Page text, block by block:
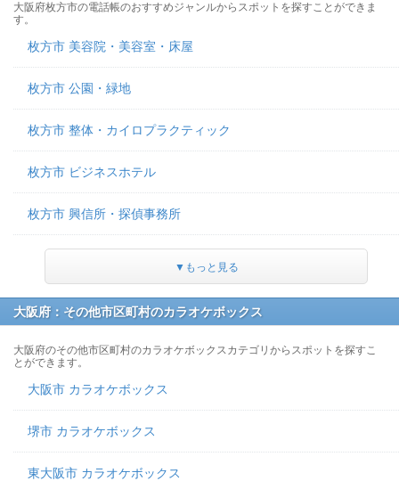
大阪府枚方市の電話帳のおすすめジャンルからスポットを探すことができま
す。
枚方市 美容院・美容室・床屋
枚方市 公園・緑地
枚方市 整体・カイロプラクティック
枚方市 ビジネスホテル
枚方市 興信所・探偵事務所
▼もっと見る
大阪府：その他市区町村のカラオケボックス
大阪府のその他市区町村のカラオケボックスカテゴリからスポットを探すこ
とができます。
大阪市 カラオケボックス
堺市 カラオケボックス
東大阪市 カラオケボックス